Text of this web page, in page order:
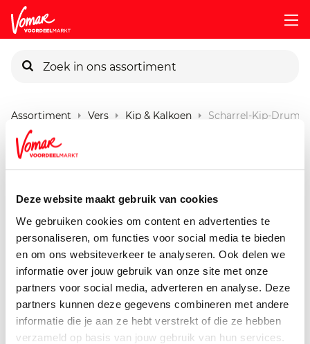
Deze website maakt gebruik van cookies
We gebruiken cookies om content en advertenties te
personaliseren, om functies voor social media te bieden
en om ons websiteverkeer te analyseren. Ook delen we
informatie over jouw gebruik van onze site met onze
partners voor social media, adverteren en analyse. Deze
partners kunnen deze gegevens combineren met andere
informatie die je aan ze hebt verstrekt of die ze hebben
verzameld op basis van jouw gebruik van hun services.
Pincode vergeten
Persoonlijk KIK-account
Assortiment Vers Kip & Kalkoen Scharrel-Kip-
Guldenhoeve Kip Drumstick